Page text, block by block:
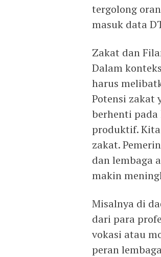
tergolong
masuk data
Zakat dan
Dalam
harus
Potensi zakat
berhenti
produktif.
zakat.
dan lembaga
makin
Misalnya di
dari para
vokasi atau
peran